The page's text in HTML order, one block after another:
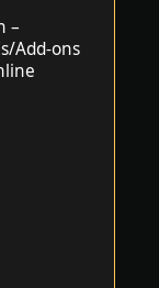
–
Add-ons